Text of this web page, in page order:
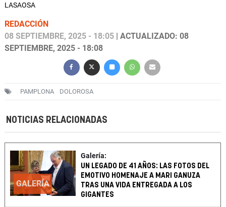
LASAOSA
REDACCIÓN
08 SEPTIEMBRE, 2025 - 18:05 | ACTUALIZADO: 08
SEPTIEMBRE, 2025 - 18:08
PAMPLONA DOLOROSA
NOTICIAS RELACIONADAS
GALERÍA
Galería:
UN LEGADO DE 41 AÑOS: LAS FOTOS DEL
EMOTIVO HOMENAJE A MARI GANUZA
TRAS UNA VIDA ENTREGADA A LOS
GIGANTES